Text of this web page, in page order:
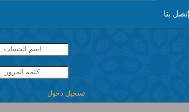
إتصل بنا
تسجيل دخول